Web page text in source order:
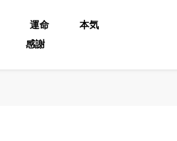
運命
本気
感謝